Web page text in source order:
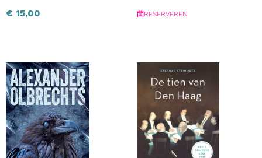
€ 15,00 RESERVEREN